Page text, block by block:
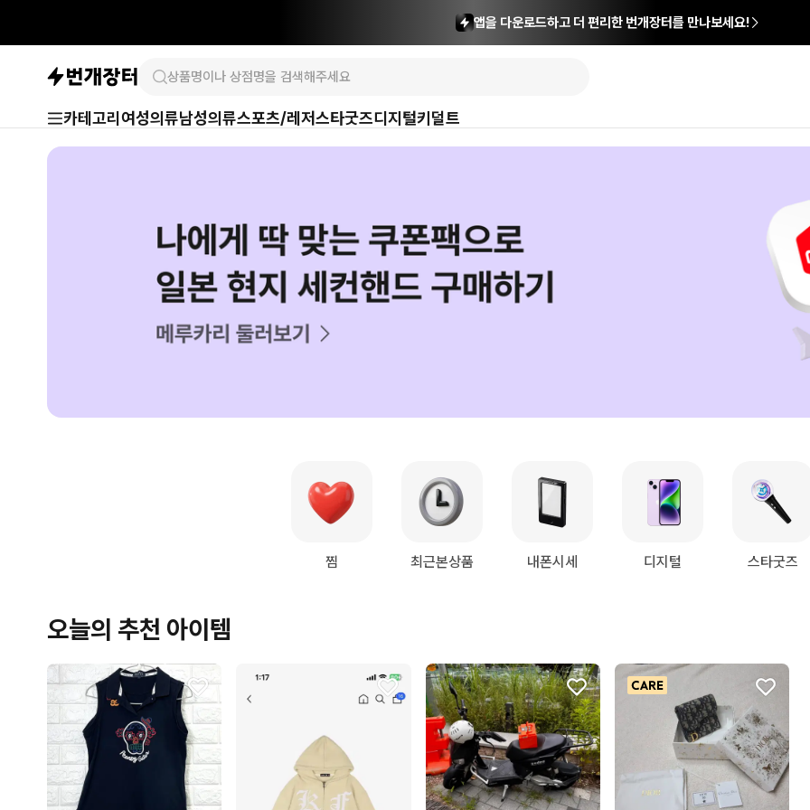
앱을 다운로드하고 더 편리한 번개장터를 만나보세요!
카테고리 여성의류남성의류스포츠/레저스타굿즈디지털키덜트
찜 최근본상품 내폰시세 디지털 스타굿즈
오늘의 추천 아이템